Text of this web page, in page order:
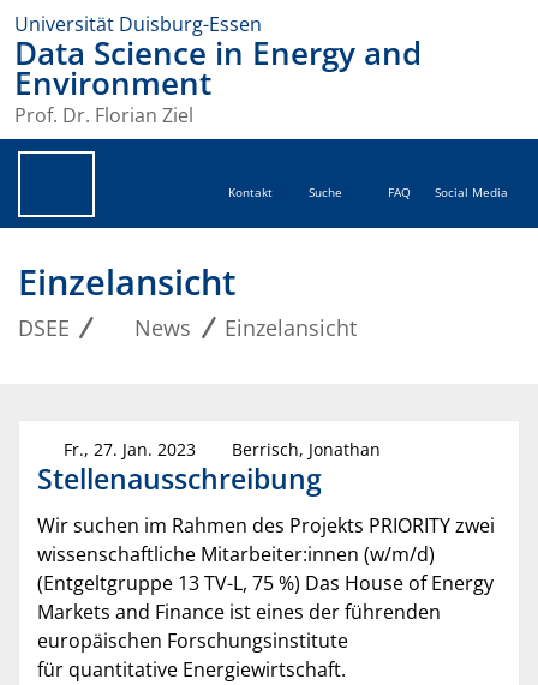
Universität Duisburg-Essen
Data Science in Energy and
Environment
Prof. Dr. Florian Ziel
Kontakt Suche FAQ Social Media
Einzelansicht
DSEE News Einzelansicht
Fr., 27. Jan. 2023 Berrisch, Jonathan
Stellenausschreibung
Wir suchen im Rahmen des Projekts PRIORITY zwei
wissenschaftliche Mitarbeiter:innen (w/m/d)
(Entgeltgruppe 13 TV-L, 75 %) Das House of Energy
Markets and Finance ist eines der führenden
europäischen Forschungsinstitute
für quantitative Energiewirtschaft.